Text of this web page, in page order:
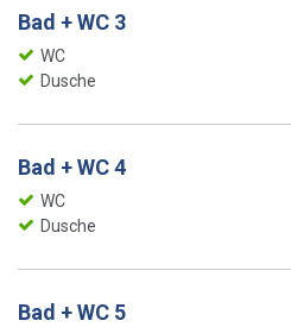
Bad + WC 3
WC
Dusche
Bad + WC 4
WC
Dusche
Bad + WC 5